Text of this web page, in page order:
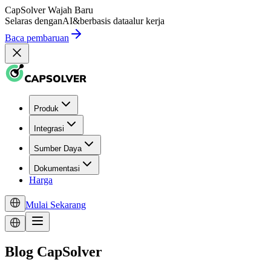
CapSolver Wajah Baru
Selaras denganAI&berbasis dataalur kerja
Baca pembaruan
Produk
Integrasi
Sumber Daya
Dokumentasi
Harga
Mulai Sekarang
Blog CapSolver